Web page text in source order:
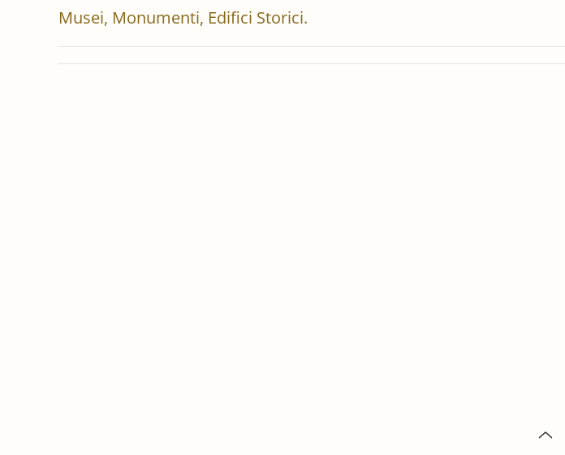
Musei, Monumenti, Edifici Storici.